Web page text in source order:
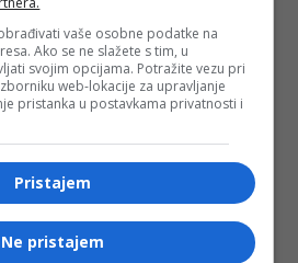
vaše osobne podatke na
Ako se ne slažete s tim, u
svojim opcijama. Potražite vezu pri
web-lokacije za upravljanje
pristanka u postavkama privatnosti i
Pristajem
Ne pristajem